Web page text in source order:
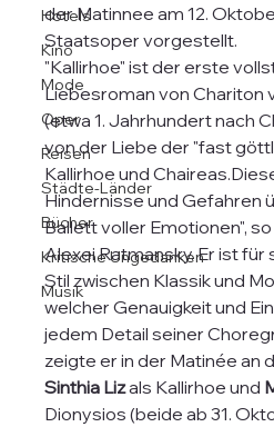
Hotels
Kino
Mode
Oper
Reisen
Städte-Länder
Bücher
Kritische Ungedanken
Musik
der Matinnee am 12.
Staatsoper vorgestellt.
"Kallirhoe" ist der erste
Liebesroman von Chariton
(etwa 1. Jahrhundert nach
von der Liebe der "fast
Kallirhoe und
Hindernisse und Gefahren
Ballett voller Emotionen",
Alexei Ratmansky. Er ist
Stil zwischen Klassik und
welcher Genauigkeit und
jedem Detail seiner
zeigte er in der Matinée an
Sinthia Liz als Kallirhoe und
Dionysios (beide ab 31.